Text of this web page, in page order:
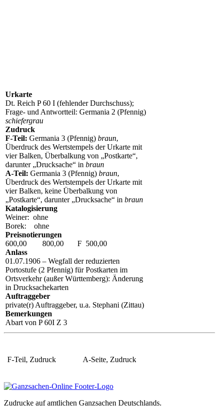
P 60I Z 4 (ohne)
Urkarte
Dt. Reich P 60 I (fehlender Durchschuss);
Frage- und Antwortteil: Germania 2 (Pfennig)
schiefergrau
Zudruck
F-Teil: Germania 3 (Pfennig) braun,
Überdruck des Wertstempels der Urkarte mit
vier Balken, Überbalkung von „Postkarte“,
darunter „Drucksache“ in braun
A-Teil: Germania 3 (Pfennig) braun,
Überdruck des Wertstempels der Urkarte mit
vier Balken, keine Überbalkung von
„Postkarte“, darunter „Drucksache“ in braun
Katalogisierung
Weiner: ohne
Borek: ohne
Preisnotierungen
600,00 800,00 F 500,00
Anlass
01.07.1906 – Wegfall der reduzierten
Portostufe (2 Pfennig) für Postkarten im
Ortsverkehr (außer Württemberg): Änderung
in Drucksachekarten
Auftraggeber
private(r) Auftraggeber, u.a. Stephani (Zittau)
Bemerkungen
Abart von P 60I Z 3
F-Teil, Zudruck A-Seite, Zudruck
Zudrucke auf amtlichen Ganzsachen Deutschlands.